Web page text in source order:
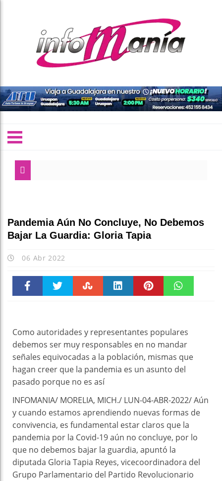
Pandemia Aún No Concluye, No Debemos
Bajar La Guardia: Gloria Tapia
06 Abr 2022
Como autoridades y representantes populares
debemos ser muy responsables en no mandar
señales equivocadas a la población, mismas que
hagan creer que la pandemia es un asunto del
pasado porque no es así
INFOMANIA/ MORELIA, MICH./ LUN-04-ABR-2022/ Aún
y cuando estamos aprendiendo nuevas formas de
convivencia, es fundamental estar claros que la
pandemia por la Covid-19 aún no concluye, por lo
que no debemos bajar la guardia, apuntó la
diputada Gloria Tapia Reyes, vicecoordinadora del
Grupo Parlamentario del Partido Revolucionario